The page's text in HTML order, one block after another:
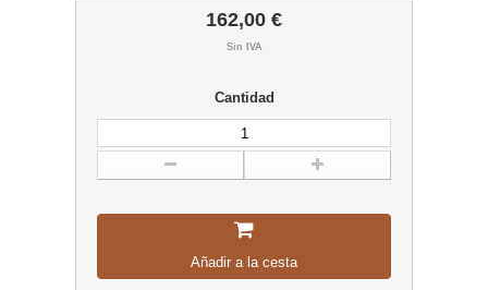
162,00 €
Sin IVA
Cantidad
Añadir a la cesta